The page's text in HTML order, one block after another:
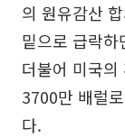
의 원유감산
밑으로 급락
더불어 미국
3700만 배럴
다.